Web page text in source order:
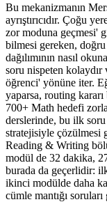
Bu mekanizmanın
ayrıştırıcıdır. Çoğu
zor moduna geçmesi'
bilmesi gereken, doğru
dağılımının nasıl
soru nispeten kolaydır
öğrenci' yönüne iter.
yaparsa, routing
700+ Math hedefi
derslerinde, bu ilk
stratejisiyle çözülmesi
Reading & Writing
modül de 32 dakika,
burada da geçerlidir:
ikinci modülde daha
cümle mantığı soruları